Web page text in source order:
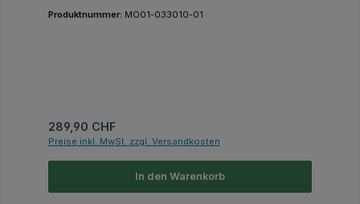
Produktnummer: MO01-033010-01
Regulärer Preis:
289,90 CHF
Preise inkl. MwSt. zzgl. Versandkosten
In den Warenkorb